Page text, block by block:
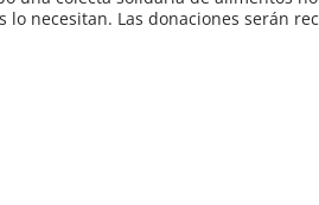
necesitan. Las donaciones serán